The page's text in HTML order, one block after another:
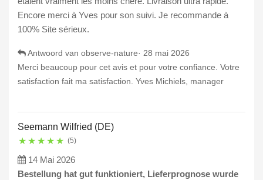
Encore merci à Yves pour son suivi. Je recommande à
100% Site sérieux.
Antwoord van observe-nature· 28 mai 2026
Merci beaucoup pour cet avis et pour votre confiance. Votre
satisfaction fait ma satisfaction. Yves Michiels, manager
Seemann Wilfried (DE)
★ ★ ★ ★ ★ (5)
14 Mai 2026
Bestellung hat gut funktioniert, Lieferprognose wurde